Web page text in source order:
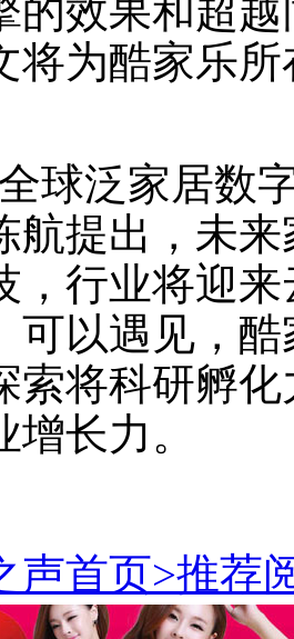
的效果和超
将为酷家乐
球泛家居数
航提出，未
，行业将迎
可以遇见，
索将科研孵
长力。
声首页>推荐